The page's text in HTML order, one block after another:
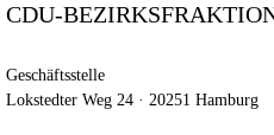
CDU-
Geschäftsstelle
Lokstedter Weg 24 · 20251 Hamburg